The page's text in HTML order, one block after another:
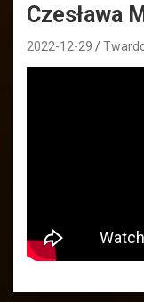
Czesława
2022-12-29